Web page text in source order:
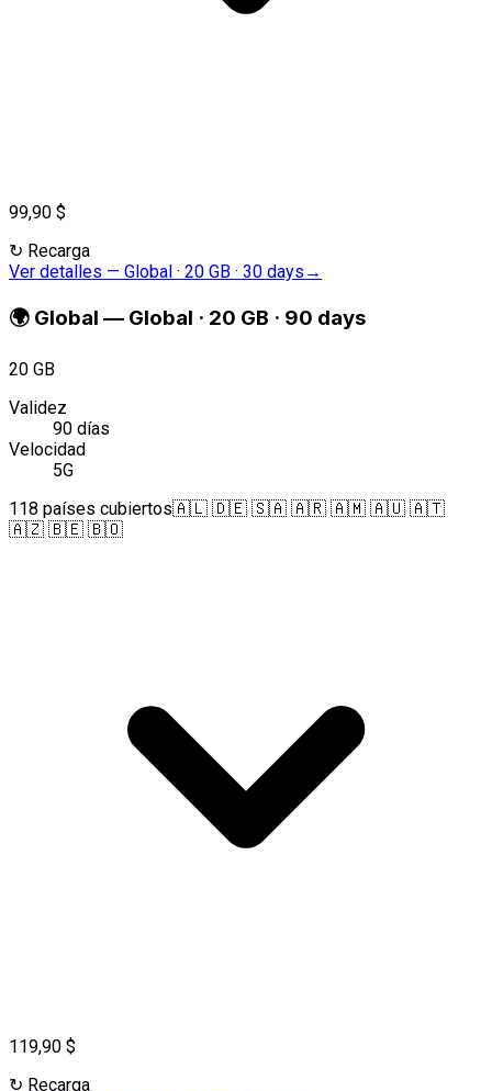
99,90 $
↻ Recarga
Ver detalles — Global · 20 GB · 30 days →
🌍 Global — Global · 20 GB · 90 days
20 GB
Validez
90 días
Velocidad
5G
118 países cubiertos🇦🇱 🇩🇪 🇸🇦 🇦🇷 🇦🇲 🇦🇺 🇦🇹
🇦🇿 🇧🇪 🇧🇴
119,90 $
↻ Recarga